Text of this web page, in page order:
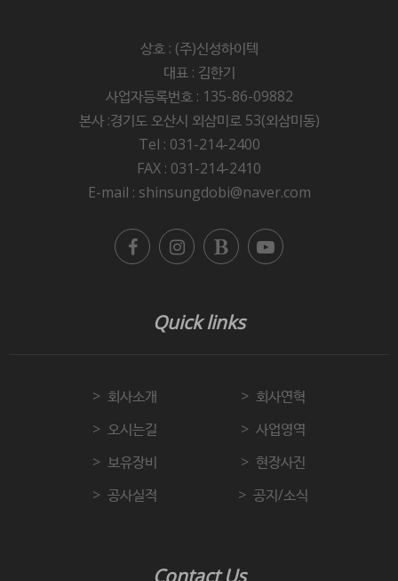
상호 : (주)신성하이텍
대표 : 김한기
사업자등록번호 : 135-86-09882
본사 :경기도 오산시 외삼미로 53(외삼미동)
Tel : 031-214-2400
FAX : 031-214-2410
E-mail : shinsungdobi@naver.com
Quick links
회사소개
회사연혁
오시는길
사업영역
보유장비
현장사진
공사실적
공지/소식
Contact Us